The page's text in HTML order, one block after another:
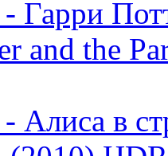
Гарри
and the
Алиса в